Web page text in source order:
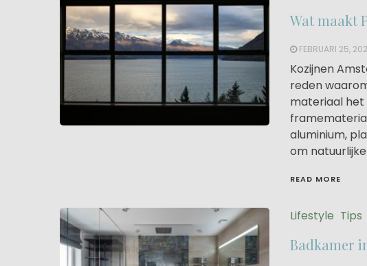
Wat maakt
FEBRUARI 25,
Kozijnen
reden
materiaal het
aluminium,
om
READ MORE
Lifestyle Tips
Badkamer